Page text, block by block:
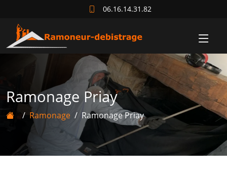
06.16.14.31.82
Ramonage Priay
Ramonage Ramonage Priay